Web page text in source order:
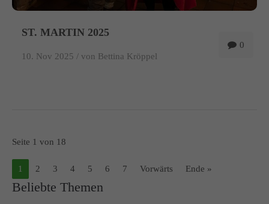
0
ST. MARTIN 2025
10. Nov 2025 / von Bettina Kröppel
Seite 1 von 18
1 2 3 4 5 6 7 Vorwärts Ende »
Beliebte Themen